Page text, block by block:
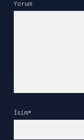
Yorum
İsim*